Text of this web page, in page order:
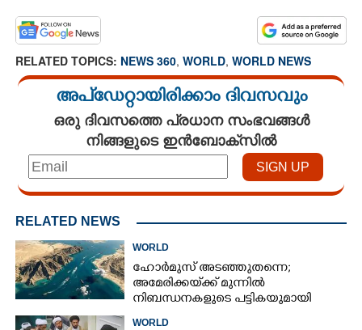
RELATED TOPICS: NEWS 360, WORLD, WORLD NEWS
അപ്ഡേറ്റായിരിക്കാം ദിവസവും
ഒരു ദിവസത്തെ പ്രധാന സംഭവങ്ങൾ
നിങ്ങളുടെ ഇൻബോക്സിൽ
RELATED NEWS
WORLD
ഹോർമുസ് അടഞ്ഞുതന്നെ;
അമേരിക്കയ്‌ക്ക് മുന്നിൽ
നിബന്ധനകളുടെ പട്ടികയുമായി
ഇറാൻ
WORLD